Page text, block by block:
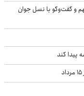
و گفت‌وگو با نسل جوان
پیدا کند